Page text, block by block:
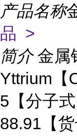
产品名称
品 >
简介 金属
Yttrium【
5【分子
88.91【